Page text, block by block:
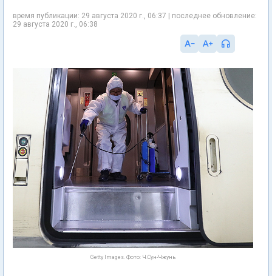
время публикации: 29 августа 2020 г., 06:37 | последнее обновление:
29 августа 2020 г., 06:38
Getty Images. Фото: Ч.Сун-Чжунь